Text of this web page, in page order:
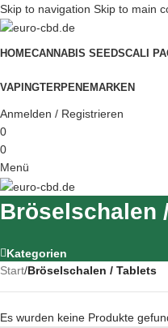
Skip to navigation Skip to main
HOMECANNABIS SEEDSCALI
VAPINGTERPENEMARKEN
Anmelden / Registrieren
0
0
Menü
Bröselschalen
Kategorien
Start/Bröselschalen / Tablets
Es wurden keine Produkte